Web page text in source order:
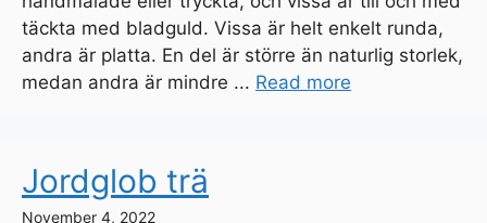
täckta med bladguld. Vissa är helt enkelt runda,
andra är platta. En del är större än naturlig storlek,
medan andra är mindre ... Read more
Jordglob trä
November 4, 2022